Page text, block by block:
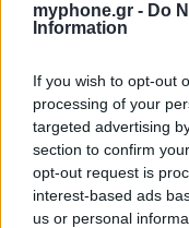
myphone.gr - Do
Information
If you wish to opt-out
processing of your
targeted advertising
section to confirm
opt-out request is
interest-based ads
us or personal
in
Tagged
with
foldable OriginOS